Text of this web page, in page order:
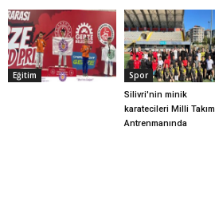
Eğitim Spor
Silivri'nin minik
karatecileri Milli Takım
Antrenmanında